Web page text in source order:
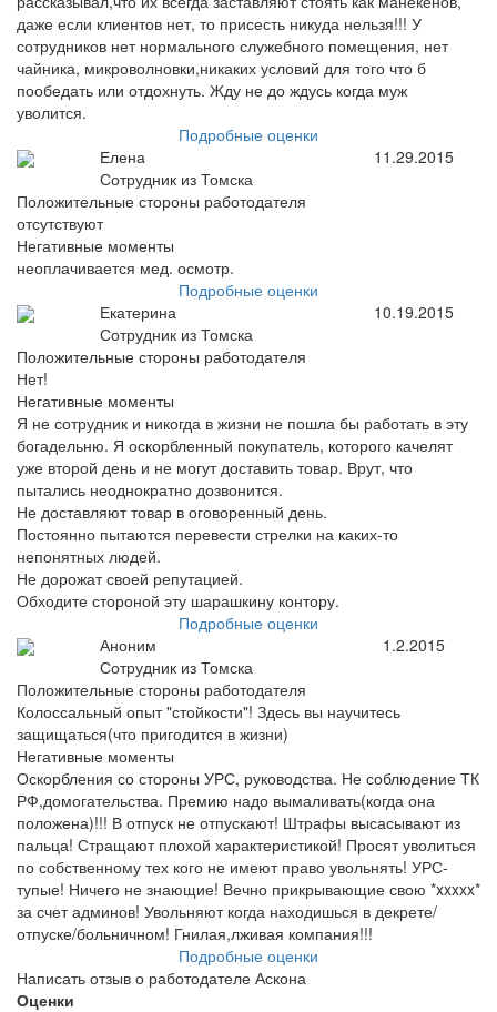
даже если клиентов нет, то присесть никуда нельзя!!! У
сотрудников нет нормального служебного помещения, нет
чайника, микроволновки,никаких условий для того что б
пообедать или отдохнуть. Жду не до ждусь когда муж
уволится.
Подробные оценки
Елена
Сотрудник из Томска
11.29.2015
Положительные стороны работодателя
отсутствуют
Негативные моменты
неоплачивается мед. осмотр.
Подробные оценки
Екатерина
Сотрудник из Томска
10.19.2015
Положительные стороны работодателя
Нет!
Негативные моменты
Я не сотрудник и никогда в жизни не пошла бы работать в эту
богадельню. Я оскорбленный покупатель, которого качелят
уже второй день и не могут доставить товар. Врут, что
пытались неоднократно дозвонится.
Не доставляют товар в оговоренный день.
Постоянно пытаются перевести стрелки на каких-то
непонятных людей.
Не дорожат своей репутацией.
Обходите стороной эту шарашкину контору.
Подробные оценки
Аноним
Сотрудник из Томска
1.2.2015
Положительные стороны работодателя
Колоссальный опыт "стойкости"! Здесь вы научитесь
защищаться(что пригодится в жизни)
Негативные моменты
Оскорбления со стороны УРС, руководства. Не соблюдение ТК
РФ,домогательства. Премию надо вымаливать(когда она
положена)!!! В отпуск не отпускают! Штрафы высасывают из
пальца! Стращают плохой характеристикой! Просят уволиться
по собственному тех кого не имеют право увольнять! УРС-
тупые! Ничего не знающие! Вечно прикрывающие свою *xxxxx*
за счет админов! Увольняют когда находишься в декрете/
отпуске/больничном! Гнилая,лживая компания!!!
Подробные оценки
Написать отзыв о работодателе Аскона
Оценки